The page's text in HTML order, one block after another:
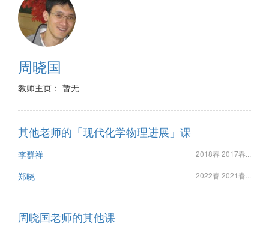
周晓国
教师主页： 暂无
其他老师的「现代化学物理进展」课
李群祥 2018春 2017春...
郑晓 2022春 2021春...
周晓国老师的其他课